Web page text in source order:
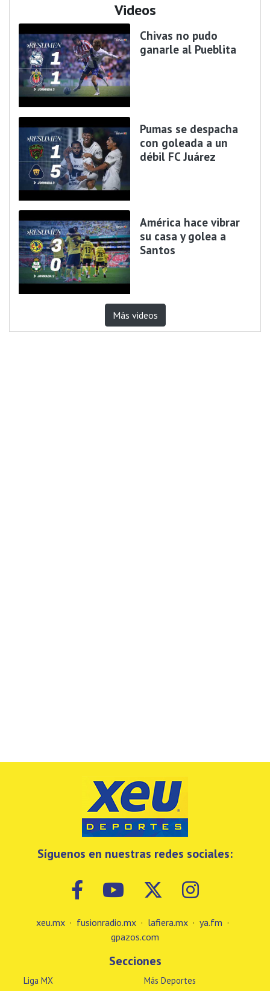
Videos
Chivas no pudo
ganarle al Pueblita
Pumas se despacha
con goleada a un
débil FC Juárez
América hace vibrar
su casa y golea a
Santos
Más videos
Síguenos en nuestras redes sociales:
xeu.mx · fusionradio.mx · lafiera.mx · ya.fm ·
gpazos.com
Secciones
Liga MX
Más Deportes